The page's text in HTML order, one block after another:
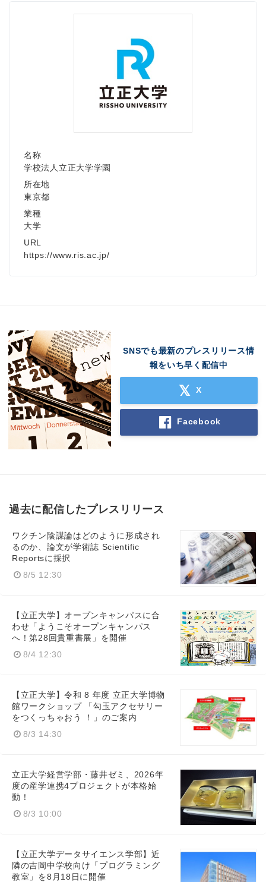
名称
学校法人立正大学学園
所在地
東京都
業種
大学
URL
https://www.ris.ac.jp/
SNSでも最新のプレスリリース情
報をいち早く配信中
X
Facebook
過去に配信したプレスリリース
ワクチン陰謀論はどのように形成され
るのか、論文が学術誌 Scientific
Reportsに採択
8/5 12:30
【立正大学】オープンキャンパスに合
わせ「ようこそオープンキャンパス
へ！第28回貴重書展」を開催
8/4 12:30
【立正大学】令和 8 年度 立正大学博物
館ワークショップ 「勾玉アクセサリー
をつくっちゃおう ！」のご案内
8/3 14:30
立正大学経営学部・藤井ゼミ、2026年
度の産学連携4プロジェクトが本格始
動！
8/3 10:00
【立正大学データサイエンス学部】近
隣の吉岡中学校向け「プログラミング
教室」を8月18日に開催